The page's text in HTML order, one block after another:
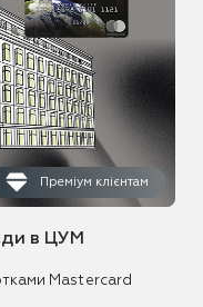
Преміум клієнтам
в ЦУМ
Mastercard